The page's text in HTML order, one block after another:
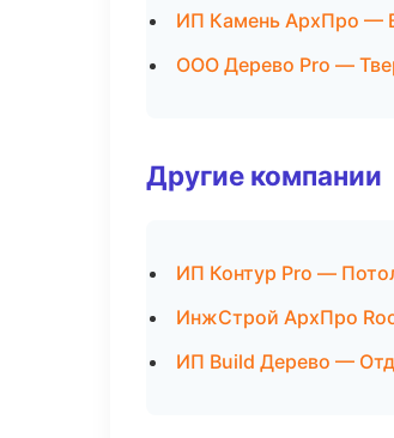
ИП Камень АрхПро —
ООО Дерево Pro —
Другие компании
ИП Контур Pro —
ИнжСтрой АрхПро
ИП Build Дерево —